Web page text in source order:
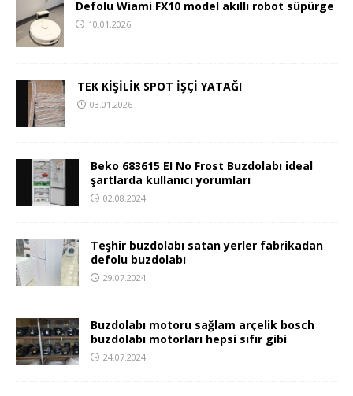
Defolu Wiami FX10 model akıllı robot süpürge
10.01.2026
TEK KİŞİLİK SPOT İŞÇİ YATAĞI
03.01.2026
Beko 683615 EI No Frost Buzdolabı ideal
şartlarda kullanıcı yorumları
02.08.2024
Teşhir buzdolabı satan yerler fabrikadan
defolu buzdolabı
29.07.2024
Buzdolabı motoru sağlam arçelik bosch
buzdolabı motorları hepsi sıfır gibi
24.07.2024